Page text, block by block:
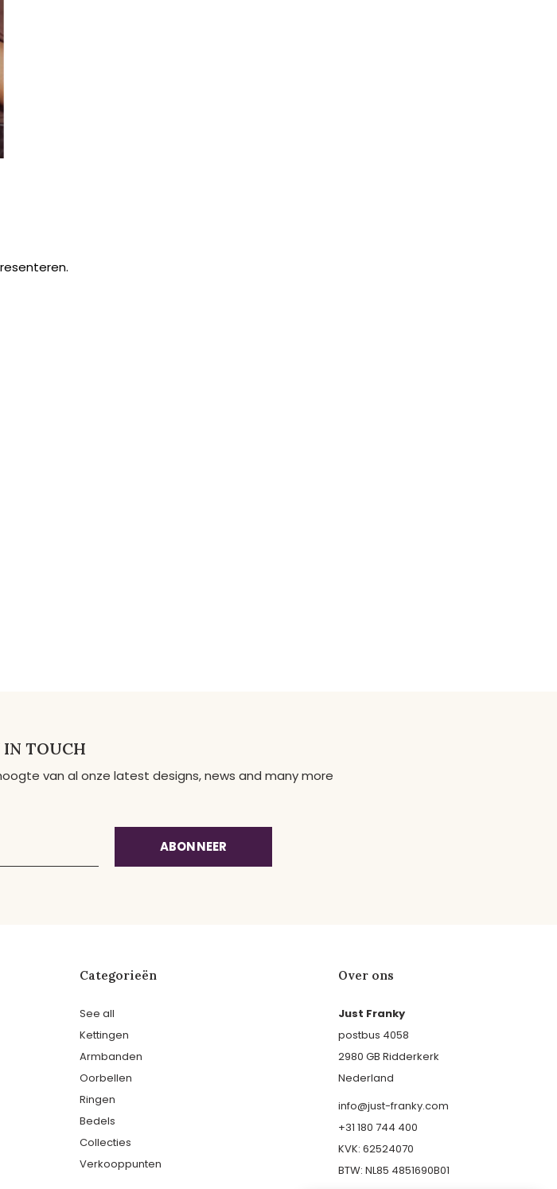
IN TOUCH
van al onze latest designs, news and many more
ABONNEER
Categorieën
See all
Kettingen
Armbanden
Oorbellen
Ringen
Bedels
Collecties
Verkooppunten
Over ons
Just Franky
postbus 4058
2980 GB Ridderkerk
Nederland
info@just-franky.com
+31 180 744 400
KVK: 62524070
BTW: NL85 4851690B01